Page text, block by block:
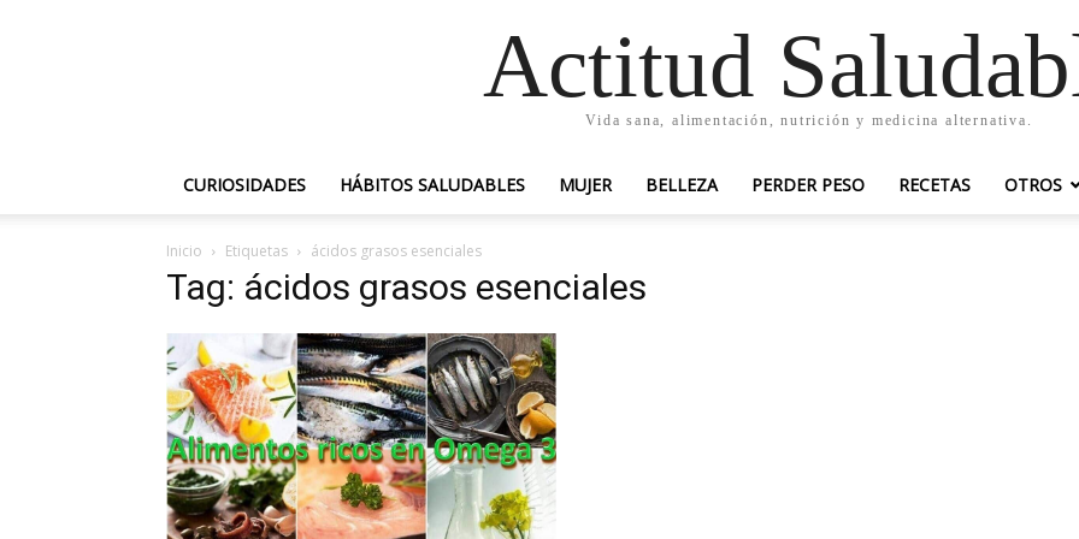
Actitud
Vida sana, alimentación, nutrición y medicina alternativa.
CURIOSIDADES HÁBITOS SALUDABLES MUJER BELLEZA PERDER PESO RECETAS OTROS
Inicio Etiquetas ácidos grasos esenciales
Tag: ácidos grasos esenciales